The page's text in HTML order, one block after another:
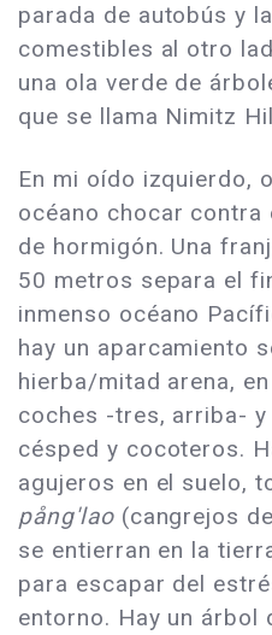
parada de autobús y
comestibles al otro
una ola verde de
que se llama Nimitz
En mi oído izquierdo,
océano chocar contra
de hormigón. Una
50 metros separa el
inmenso océano
hay un aparcamiento
hierba/mitad arena,
coches -tres, arriba-
césped y cocoteros.
agujeros en el suelo,
pång'lao(cangrejos
se entierran en la
para escapar del
entorno. Hay un árbol